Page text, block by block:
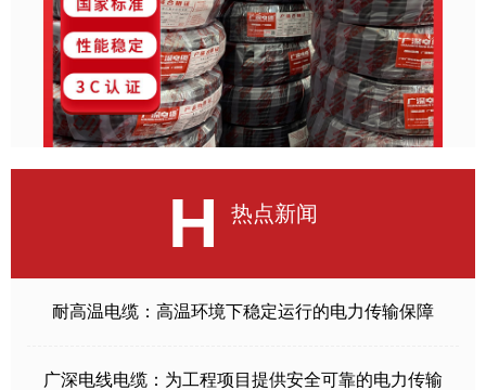
H 热点新闻
耐高温电缆：高温环境下稳定运行的电力传输保障
广深电线电缆：为工程项目提供安全可靠的电力传输